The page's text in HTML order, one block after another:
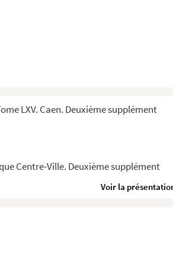
LXV. Caen. Deuxième supplément
Centre-Ville. Deuxième supplément